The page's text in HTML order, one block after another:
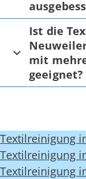
Ist die
mit
geeignet?
Textilreinigung
Textilreinigung
Textilreinigung